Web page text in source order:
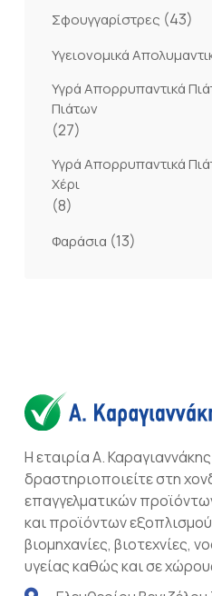
Σφουγγαρίστρες (43)
Υγειονομικά
Υγρά Απορρυπαντικά
Πιάτων
(27)
Υγρά Απορρυπαντικά
Χέρι
(8)
Φαράσια (13)
Η εταιρία Α.
δραστηριοποιείτε στη
επαγγελματικών
και προϊόντων
βιομηχανίες, βιοτεχνίες,
υγείας καθώς και σε